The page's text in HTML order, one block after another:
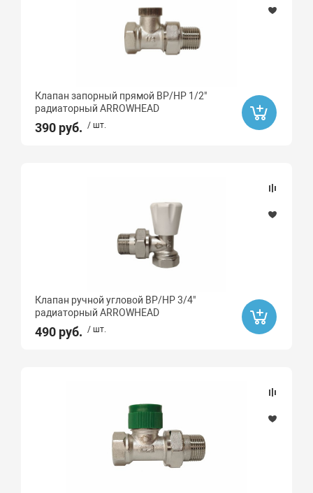
Клапан запорный прямой ВР/НР 1/2"
радиаторный ARROWHEAD
390 руб. / шт.
Клапан ручной угловой ВР/НР 3/4"
радиаторный ARROWHEAD
490 руб. / шт.